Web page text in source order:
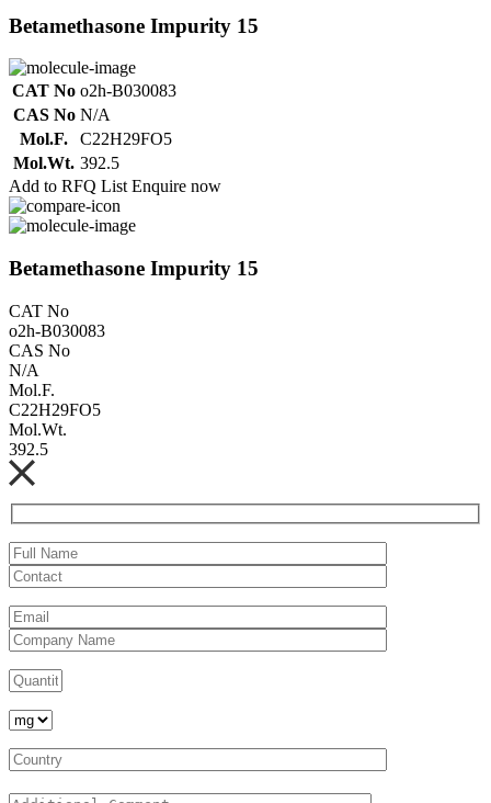
Betamethasone Impurity 15
CAT No o2h-B030083
CAS No N/A
Mol.F.
C22H29FO5
Mol.Wt. 392.5
Add to RFQ List Enquire now
Betamethasone Impurity 15
CAT No
o2h-B030083
CAS No
N/A
Mol.F.
C22H29FO5
Mol.Wt.
392.5